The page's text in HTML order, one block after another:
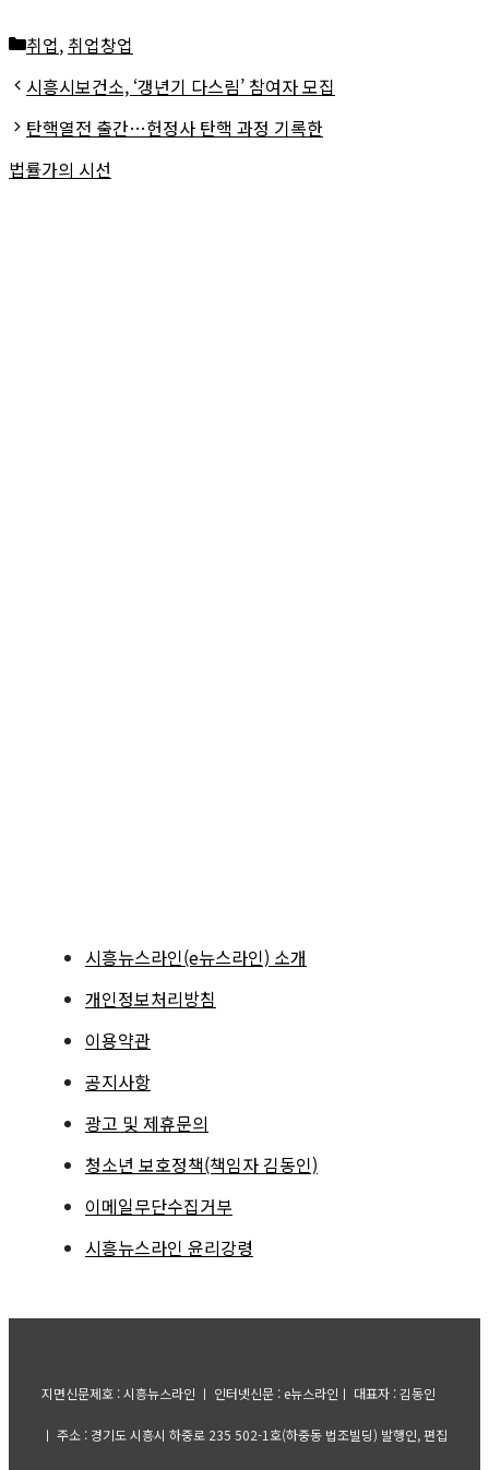
카
테
고
리
취업, 취업창업
시흥시보건소, ‘갱년기 다스림’ 참여자 모집
탄핵열전 출간…헌정사 탄핵 과정 기록한
법률가의 시선
시흥뉴스라인(e뉴스라인) 소개
개인정보처리방침
이용약관
공지사항
광고 및 제휴문의
청소년 보호정책(책임자 김동인)
이메일무단수집거부
시흥뉴스라인 윤리강령
지면신문제호 : 시흥뉴스라인 ㅣ 인터넷신문 : e뉴스라인ㅣ 대표자 : 김동인
ㅣ 주소 : 경기도 시흥시 하중로 235 502-1호(하중동 법조빌딩) 발행인, 편집